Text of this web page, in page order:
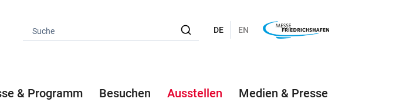
DE EN
& Programm Besuchen Ausstellen Medien & Presse